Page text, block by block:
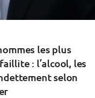
les plus
: l’alcool, les
selon